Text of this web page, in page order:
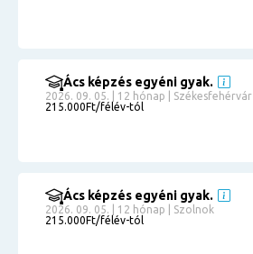
Ács képzés egyéni gyak.
2026. 09. 05. | 12 hónap | Székesfehérvár
215.000Ft/félév-tól
Ács képzés egyéni gyak.
2026. 09. 05. | 12 hónap | Szolnok
215.000Ft/félév-tól